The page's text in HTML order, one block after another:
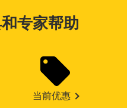
专家帮助
当前优惠